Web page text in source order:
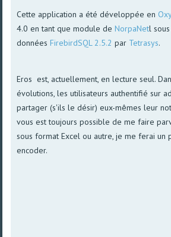
Cette application a été développée en
4.0 en tant que module deNorpaNetl
donnéesFirebirdSQL 2.5.2 par Tetrasys.
Eros est, actuellement, en lecture seul.
évolutions, les utilisateurs authentifié sur
partager (s'ils le désir) eux-mêmes leur
vous est toujours possible de me faire
sous format Excel ou autre, je me ferai un
encoder.